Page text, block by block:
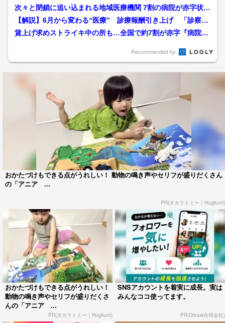
次々と閉鎖に追い込まれる地域医療機関 7割の病院が赤字状態
診療報酬改定で病院は...
【解説】6月から変わる“医療” 診療報酬引き上げ 「診察予
約のキャンセル料」は条...
賃上げ求めストライキ中の所も…全国で約7割が赤字『病院の
Recommended by
おかたづけもできる点がうれしい！ 動物の鳴き声やセリフが盛りだくさん
の「アニア ...
PR(タカラトミー｜Hugkum)
おかたづけもできる点がうれしい！
動物の鳴き声やセリフが盛りだくさ
んの「アニア ...
PR(タカラトミー｜Hugkum)
SNSアカウントを着実に成長。実は
みんなココ使ってます。
PR(Dreaw合同会社)